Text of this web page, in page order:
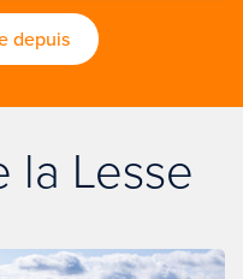
depuis
la Lesse